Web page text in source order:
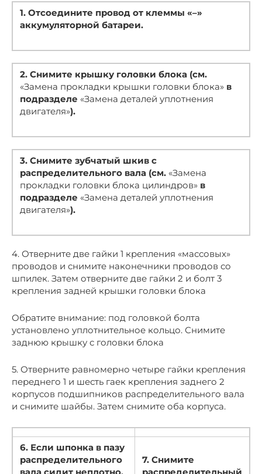
1. Отсоедините провод от клеммы «–»
аккумуляторной батареи.
2. Снимите крышку головки блока (см.
«Замена прокладки крышки головки блока» в
подразделе «Замена деталей уплотнения
двигателя»).
3. Снимите зубчатый шкив с
распределительного вала (см. «Замена
прокладки головки блока цилиндров» в
подразделе «Замена деталей уплотнения
двигателя»).
4. Отверните две гайки 1 крепления «массовых»
проводов и снимите наконечники проводов со
шпилек. Затем отверните две гайки 2 и болт 3
крепления задней крышки головки блока
Обратите внимание: под головкой болта
установлено уплотнительное кольцо. Снимите
заднюю крышку с головки блока
5. Отверните равномерно четыре гайки крепления
переднего 1 и шесть гаек крепления заднего 2
корпусов подшипников распределительного вала
и снимите шайбы. Затем снимите оба корпуса.
6. Если шпонка в пазу
распределительного
7. Снимите